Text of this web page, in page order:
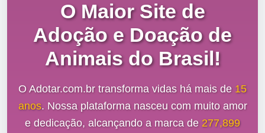
O Maior Site de
Adoção e Doação de
Animais do Brasil!
O Adotar.com.br transforma vidas há mais de 15
anos. Nossa plataforma nasceu com muito amor
e dedicação, alcançando a marca de 277,899